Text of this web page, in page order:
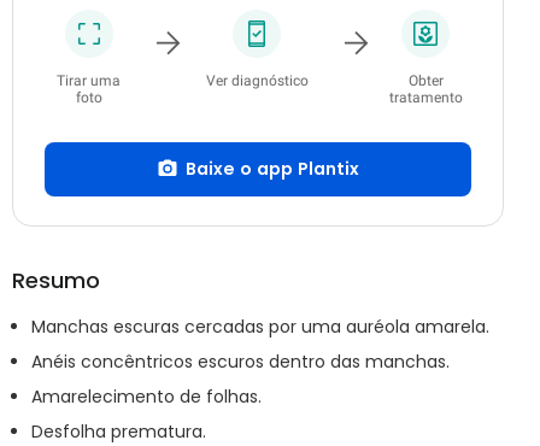
Tirar uma
foto
Ver diagnóstico
Obter
tratamento
Baixe o app Plantix
Resumo
Manchas escuras cercadas por uma auréola amarela.
Anéis concêntricos escuros dentro das manchas.
Amarelecimento de folhas.
Desfolha prematura.